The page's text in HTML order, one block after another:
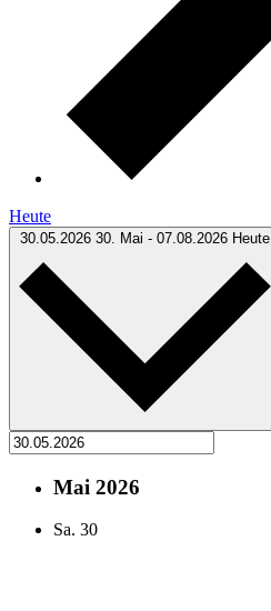
Heute
30.05.2026 30. Mai - 07.08.2026 Heute
Mai 2026
Sa. 30